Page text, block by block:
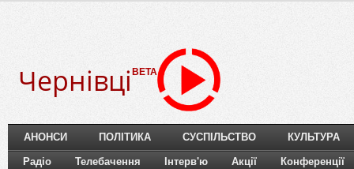
Чернівці BETA
АНОНСИ ПОЛІТИКА СУСПІЛЬСТВО КУЛЬТУРА
Радіо Телебачення Інтерв'ю Акції Конференції